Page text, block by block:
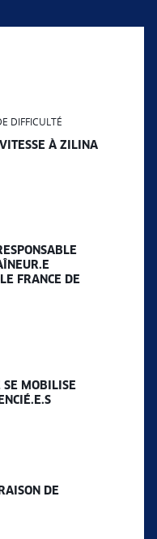
DIFFICULTÉ
À ZILINA
FRANCE DE
SE MOBILISE
DE